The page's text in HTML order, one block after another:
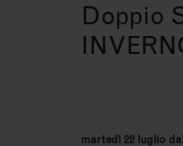
Doppio
martedì 22 luglio